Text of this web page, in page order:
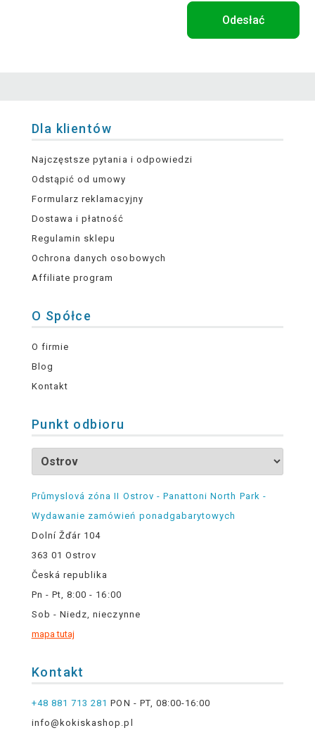
Odesłać
Dla klientów
Najczęstsze pytania i odpowiedzi
Odstąpić od umowy
Formularz reklamacyjny
Dostawa i płatność
Regulamin sklepu
Ochrona danych osobowych
Affiliate program
O Spółce
O firmie
Blog
Kontakt
Punkt odbioru
Průmyslová zóna II Ostrov - Panattoni North Park -
Wydawanie zamówień ponadgabarytowych
Dolní Žďár 104
363 01 Ostrov
Česká republika
Pn - Pt, 8:00 - 16:00
Sob - Niedz, nieczynne
mapa tutaj
Kontakt
+48 881 713 281 PON - PT, 08:00-16:00
info@kokiskashop.pl